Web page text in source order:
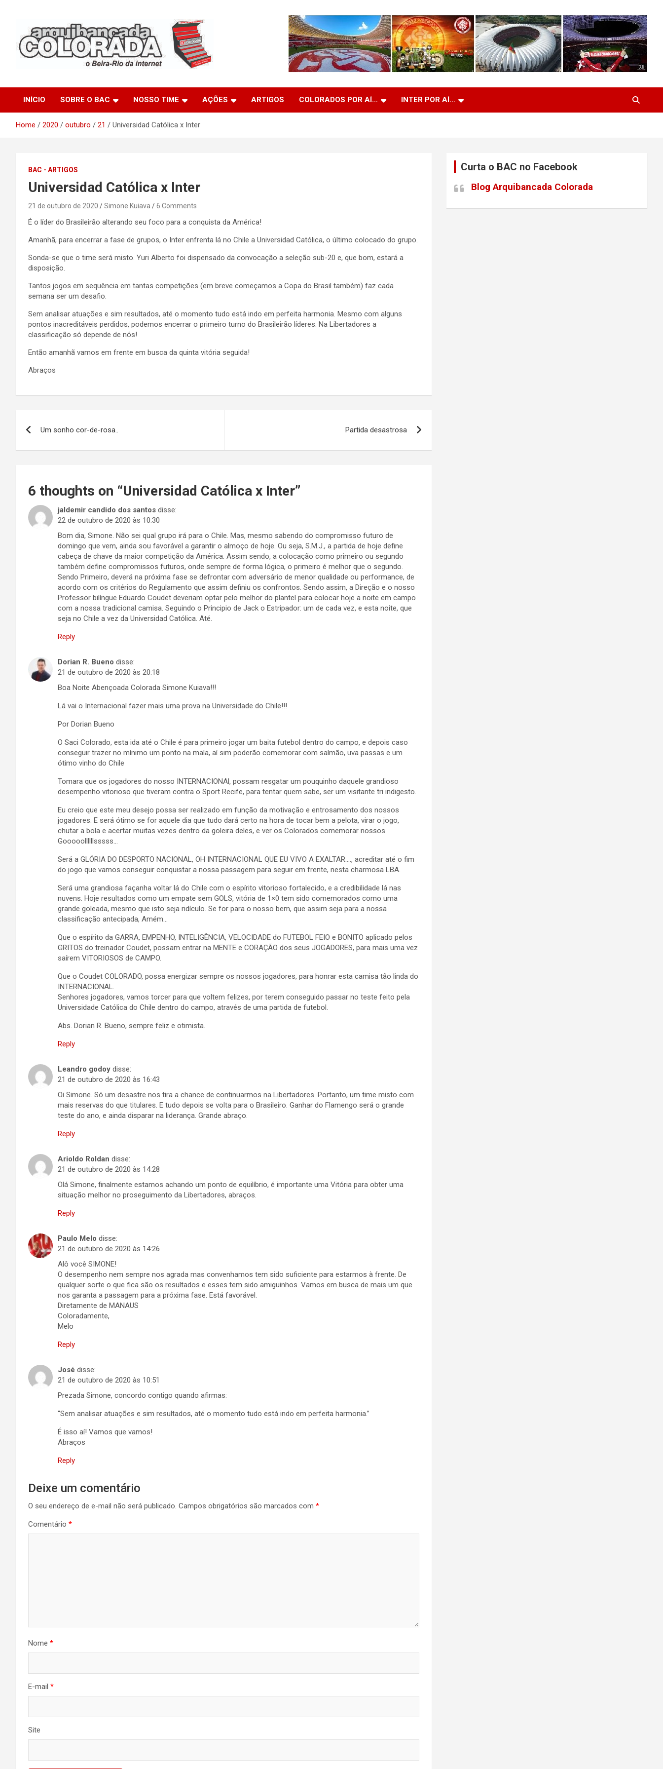
Arquibancada Colorada
INÍCIO SOBRE O BAC NOSSO TIME AÇÕES ARTIGOS COLORADOS POR AÍ… INTER POR AÍ…
Home 2020 outubro 21 Universidad Católica x Inter
BAC - ARTIGOS
Universidad Católica x Inter
21 de outubro de 2020 Simone Kuiava 6 Comments
É o líder do Brasileirão alterando seu foco para a conquista da América!
Amanhã, para encerrar a fase de grupos, o Inter enfrenta lá no Chile a Universidad Católica, o último colocado do grupo.
Sonda-se que o time será misto. Yuri Alberto foi dispensado da convocação a seleção sub-20 e, que bom, estará a
disposição.
Tantos jogos em sequência em tantas competições (em breve começamos a Copa do Brasil também) faz cada
semana ser um desafio.
Sem analisar atuações e sim resultados, até o momento tudo está indo em perfeita harmonia. Mesmo com alguns
pontos inacreditáveis perdidos, podemos encerrar o primeiro turno do Brasileirão líderes. Na Libertadores a
classificação só depende de nós!
Então amanhã vamos em frente em busca da quinta vitória seguida!
Abraços
de
Um sonho cor-de-rosa.. Partida desastrosa
6 thoughts on “Universidad Católica x Inter”
jaldemir candido dos santos disse:
22 de outubro de 2020 às 10:30
Bom dia, Simone. Não sei qual grupo irá para o Chile. Mas, mesmo sabendo do compromisso futuro de
domingo que vem, ainda sou favorável a garantir o almoço de hoje. Ou seja, S.M.J., a partida de hoje define
cabeça de chave da maior competição da América. Assim sendo, a colocação como primeiro ou segundo
também define compromissos futuros, onde sempre de forma lógica, o primeiro é melhor que o segundo.
Sendo Primeiro, deverá na próxima fase se defrontar com adversário de menor qualidade ou performance, de
acordo com os critérios do Regulamento que assim definiu os confrontos. Sendo assim, a Direção e o nosso
Professor bilíngue Eduardo Coudet deveriam optar pelo melhor do plantel para colocar hoje a noite em campo
com a nossa tradicional camisa. Seguindo o Principio de Jack o Estripador: um de cada vez, e esta noite, que
seja no Chile a vez da Universidad Católica. Até.
Reply
Dorian R. Bueno disse:
21 de outubro de 2020 às 20:18
Boa Noite Abençoada Colorada Simone Kuiava!!!
Lá vai o Internacional fazer mais uma prova na Universidade do Chile!!!
Por Dorian Bueno
O Saci Colorado, esta ida até o Chile é para primeiro jogar um baita futebol dentro do campo, e depois caso
conseguir trazer no mínimo um ponto na mala, aí sim poderão comemorar com salmão, uva passas e um
ótimo vinho do Chile
Tomara que os jogadores do nosso INTERNACIONAl, possam resgatar um pouquinho daquele grandioso
desempenho vitorioso que tiveram contra o Sport Recife, para tentar quem sabe, ser um visitante tri indigesto.
Eu creio que este meu desejo possa ser realizado em função da motivação e entrosamento dos nossos
jogadores. E será ótimo se for aquele dia que tudo dará certo na hora de tocar bem a pelota, virar o jogo,
chutar a bola e acertar muitas vezes dentro da goleira deles, e ver os Colorados comemorar nossos
Gooooollllllsssss…
Será a GLÓRIA DO DESPORTO NACIONAL, OH INTERNACIONAL QUE EU VIVO A EXALTAR…., acreditar até o fim
do jogo que vamos conseguir conquistar a nossa passagem para seguir em frente, nesta charmosa LBA.
Será uma grandiosa façanha voltar lá do Chile com o espírito vitorioso fortalecido, e a credibilidade lá nas
nuvens. Hoje resultados como um empate sem GOLS, vitória de 1×0 tem sido comemorados como uma
grande goleada, mesmo que isto seja ridículo. Se for para o nosso bem, que assim seja para a nossa
classificação antecipada, Amém…
Que o espírito da GARRA, EMPENHO, INTELIGÊNCIA, VELOCIDADE do FUTEBOL FEIO e BONITO aplicado pelos
GRITOS do treinador Coudet, possam entrar na MENTE e CORAÇÃO dos seus JOGADORES, para mais uma vez
saírem VITORIOSOS de CAMPO.
Que o Coudet COLORADO, possa energizar sempre os nossos jogadores, para honrar esta camisa tão linda do
INTERNACIONAL.
Senhores jogadores, vamos torcer para que voltem felizes, por terem conseguido passar no teste feito pela
Universidade Católica do Chile dentro do campo, através de uma partida de futebol.
Abs. Dorian R. Bueno, sempre feliz e otimista.
Reply
Leandro godoy disse:
21 de outubro de 2020 às 16:43
Oi Simone. Só um desastre nos tira a chance de continuarmos na Libertadores. Portanto, um time misto com
mais reservas do que titulares. E tudo depois se volta para o Brasileiro. Ganhar do Flamengo será o grande
teste do ano, e ainda disparar na liderança. Grande abraço.
Reply
Arioldo Roldan disse:
21 de outubro de 2020 às 14:28
Olá Simone, finalmente estamos achando um ponto de equilíbrio, é importante uma Vitória para obter uma
situação melhor no proseguimento da Libertadores, abraços.
Reply
Paulo Melo disse:
21 de outubro de 2020 às 14:26
Alô você SIMONE!
O desempenho nem sempre nos agrada mas convenhamos tem sido suficiente para estarmos à frente. De
qualquer sorte o que fica são os resultados e esses tem sido amiguinhos. Vamos em busca de mais um que
nos garanta a passagem para a próxima fase. Está favorável.
Diretamente de MANAUS
Coloradamente,
Melo
Reply
José disse:
21 de outubro de 2020 às 10:51
Prezada Simone, concordo contigo quando afirmas:
“Sem analisar atuações e sim resultados, até o momento tudo está indo em perfeita harmonia.”
É isso aí! Vamos que vamos!
Abraços
Reply
Deixe um comentário
O seu endereço de e-mail não será publicado. Campos obrigatórios são marcados com *
Comentário *
Nome *
E-mail *
Site
Curta o BAC no Facebook
Blog Arquibancada Colorada